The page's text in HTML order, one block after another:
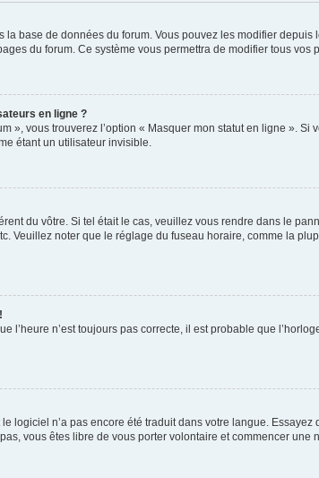
base de données du forum. Vous pouvez les modifier
du forum. Ce système vous permettra de modifier tous vos
en ligne ?
», vous trouverez l’option « Masquer mon statut en ligne ».
étant un utilisateur invisible.
du vôtre. Si tel était le cas, veuillez vous rendre dans le
Veuillez noter que le réglage du fuseau horaire, comme la
l’heure n’est toujours pas correcte, il est probable que
logiciel n’a pas encore été traduit dans votre langue.
vous êtes libre de vous porter volontaire et commencer